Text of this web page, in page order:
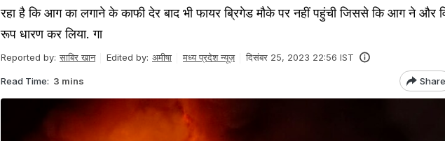
रहा है कि आग का लगाने के काफी देर बाद भी फायर ब्रिगेड मौके पर नहीं पहुंची जिससे कि आग ने और
रूप धारण कर लिया. गा
Reported by: साबिर खान Edited by: अमीषा मध्य प्रदेश न्यूज़ दिसंबर 25, 2023 22:56 IST
Read Time: 3 mins Share